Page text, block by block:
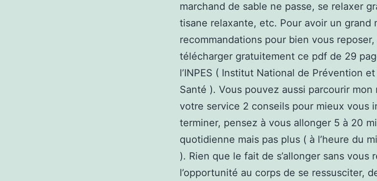
marchand de sable ne passe, se relaxer
tisane relaxante, etc. Pour avoir un grand
recommandations pour bien vous
télécharger gratuitement ce pdf de 29
l’INPES ( Institut National de Prévention
Santé ). Vous pouvez aussi parcourir
votre service 2 conseils pour mieux vous
terminer, pensez à vous allonger 5 à 20
quotidienne mais pas plus ( à l’heure du
). Rien que le fait de s’allonger sans vous
l’opportunité au corps de se ressusciter,